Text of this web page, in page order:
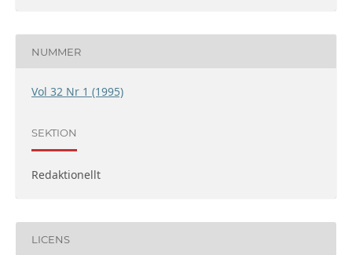
NUMMER
Vol 32 Nr 1 (1995)
SEKTION
Redaktionellt
LICENS